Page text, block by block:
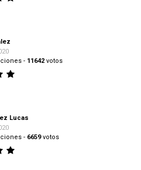
- 11642 votos
Lucas
- 6659votos